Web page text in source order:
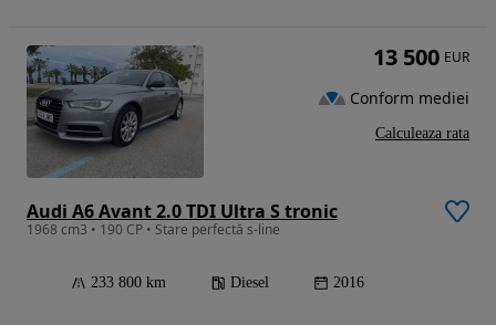
Audi A6 Avant 2.0 TDI Ultra S tronic
1968 cm3 • 190 CP • Stare perfectă s-line
233 800 km Diesel 2016
13 500 EUR
Conform mediei
Calculeaza rata